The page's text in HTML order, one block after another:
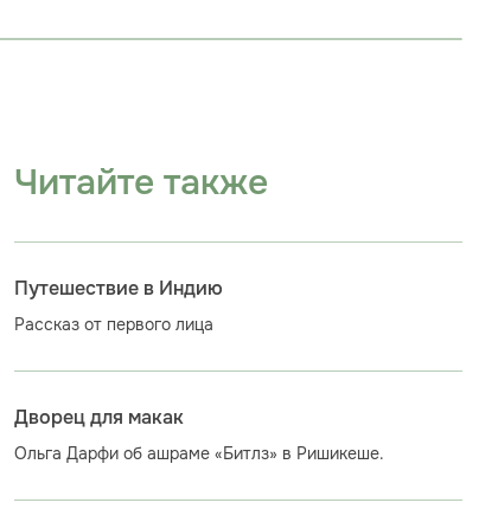
Читайте также
Путешествие в Индию
Рассказ от первого лица
Дворец для макак
Ольга Дарфи об ашраме «Битлз» в Ришикеше.